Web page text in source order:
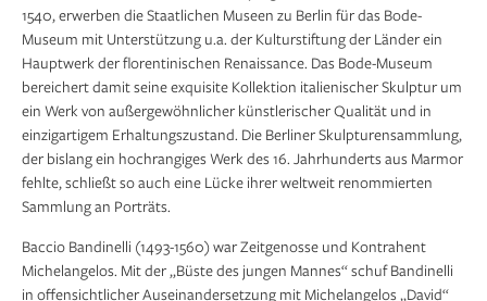
1540, erwerben die Staatlichen Museen zu Berlin für das Bode-
Museum mit Unterstützung u.a. der Kulturstiftung der Länder ein
Hauptwerk der florentinischen Renaissance. Das Bode-Museum
bereichert damit seine exquisite Kollektion italienischer Skulptur um
ein Werk von außergewöhnlicher künstlerischer Qualität und in
einzigartigem Erhaltungszustand. Die Berliner Skulpturensammlung,
der bislang ein hochrangiges Werk des 16. Jahrhunderts aus Marmor
fehlte, schließt so auch eine Lücke ihrer weltweit renommierten
Sammlung an Porträts.
Baccio Bandinelli (1493-1560) war Zeitgenosse und Kontrahent
Michelangelos. Mit der „Büste des jungen Mannes“ schuf Bandinelli
in offensichtlicher Auseinander­setzung mit Michelangelos „David“